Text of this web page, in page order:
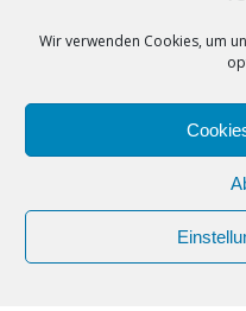
Wir verwenden Cookies, um